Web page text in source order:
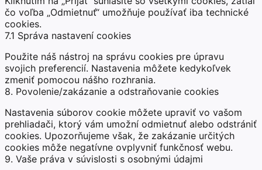
čo voľba „Odmietnuť“ umožňuje používať iba technické
cookies.
7.1 Správa nastavení cookies
Použite náš nástroj na správu cookies pre úpravu
svojich preferencií. Nastavenia môžete kedykoľvek
zmeniť pomocou nášho rozhrania.
8. Povolenie/zakázanie a odstraňovanie cookies
Nastavenia súborov cookie môžete upraviť vo vašom
prehliadači, ktorý vám umožní odmietnuť alebo odstrániť
cookies. Upozorňujeme však, že zakázanie určitých
cookies môže negatívne ovplyvniť funkčnosť webu.
9. Vaše práva v súvislosti s osobnými údajmi